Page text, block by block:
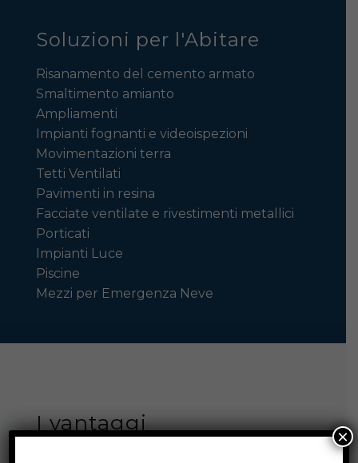
Soluzioni per l'Abitare
Risanamento del cemento armato
Smaltimento amianto
Ampliamenti
Impianti fognanti e videoispezioni
Movimentazioni terra
Tetti Ventilati
Pavimenti in resina
Facciate ventilate e rivestimenti metallici
Porticati
Impianti Luce
Piscine
Mezzi per Emergenza Neve
I vantaggi
×